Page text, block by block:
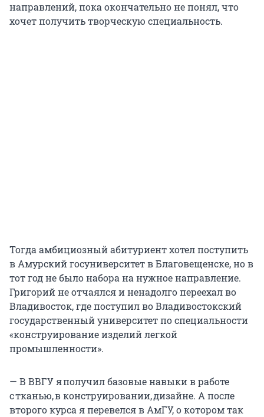
направлений, пока окончательно не понял, что
хочет получить творческую специальность.
Тогда амбициозный абитуриент хотел поступить
в Амурский госуниверситет в Благовещенске, но в
тот год не было набора на нужное направление.
Григорий не отчаялся и ненадолго переехал во
Владивосток, где поступил во Владивостокский
государственный университет по специальности
«конструирование изделий легкой
промышленности».
— В ВВГУ я получил базовые навыки в работе
с тканью, в конструировании, дизайне. А после
второго курса я перевелся в АмГУ, о котором так